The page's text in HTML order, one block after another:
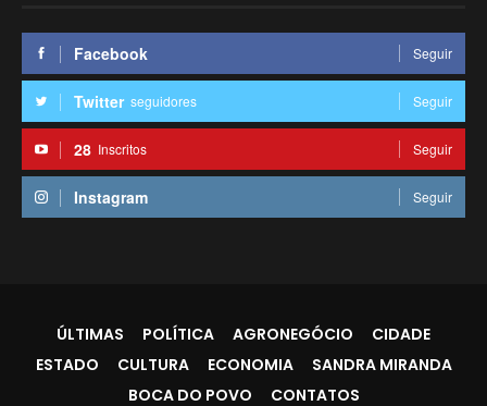
Facebook Seguir
Twitter seguidores Seguir
28 Inscritos Seguir
Instagram Seguir
ÚLTIMAS POLÍTICA AGRONEGÓCIO
CIDADE
ESTADO
CULTURA ECONOMIA
SANDRA MIRANDA
BOCA DO POVO
CONTATOS